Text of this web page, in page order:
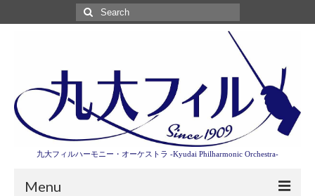
Search
for:
九大フィルハーモニー・オーケストラ -Kyudai Philharmonic Orchestra-
Menu